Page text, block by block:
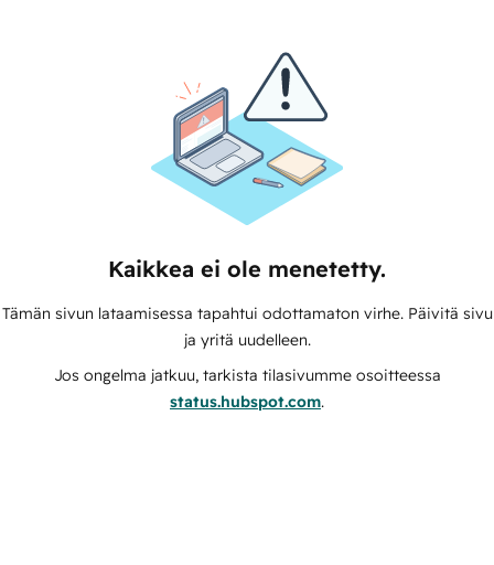
Kaikkea ei ole menetetty.
Tämän sivun lataamisessa tapahtui odottamaton virhe. Päivitä sivu
ja yritä uudelleen.
Jos ongelma jatkuu, tarkista tilasivumme osoitteessa
status.hubspot.com.